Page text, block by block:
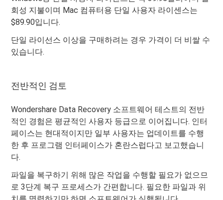
회성 지불이며 Mac 컴퓨터용 단일 사용자 라이센스는
$89.90입니다.
단일 라이선스 이상을 구매하려는 경우 가격이 더 비쌀 수
있습니다.
전반적인 검토
Wondershare Data Recovery 소프트웨어 테스트의 전반
적인 경험은 평균적인 사용자 등급으로 이어집니다. 인터
페이스는 현대적이지만 일부 사용자는 업데이트를 수행
한 후 프로그램 인터페이스가 혼란스럽다고 보고했습니
다.
파일을 복구하기 위해 많은 작업을 수행할 필요가 없으므
로 3단계 복구 프로세스가 간편합니다. 필요한 파일과 위